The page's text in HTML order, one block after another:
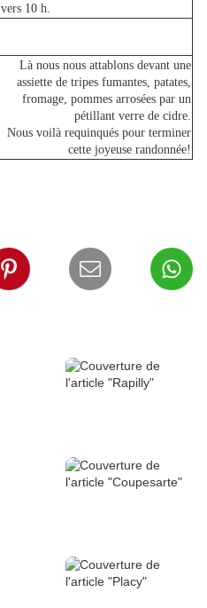
vers 10 h.
Là nous nous attablons devant une
assiette de tripes fumantes, patates,
fromage, pommes arrosées par un
pétillant verre de cidre.
Nous voilà requinqués pour terminer
cette joyeuse randonnée!